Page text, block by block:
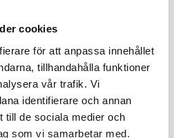
cookies
för att anpassa innehållet
tillhandahålla funktioner
vår trafik. Vi
identifierare och annan
till de sociala medier och
som vi samarbetar med.
2